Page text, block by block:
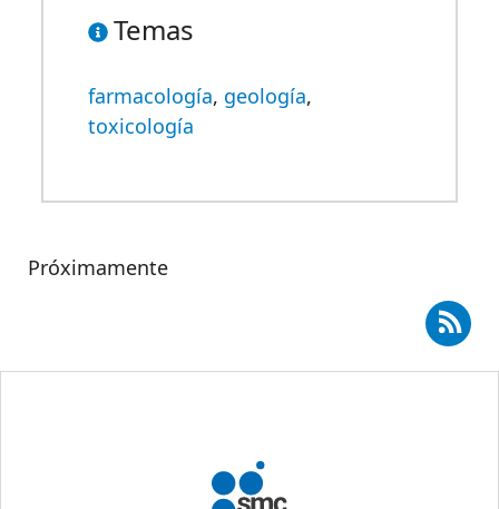
Temas
farmacología, geología,
toxicología
Próximamente
a RSS - María Virginia Fernández González